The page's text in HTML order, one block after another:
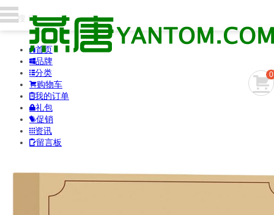
0
首页
品牌
分类
购物车
我的订单
礼包
促销
资讯
留言板